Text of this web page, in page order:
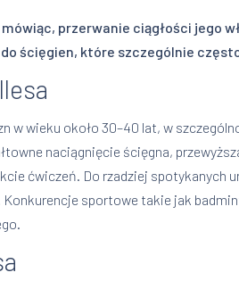
przerwanie ciągłości jego
ścięgien, które szczególnie
w wieku około 30–40 lat, w
naciągnięcie ścięgna,
ćwiczeń. Do rzadziej spotykanych
sportowe takie jak